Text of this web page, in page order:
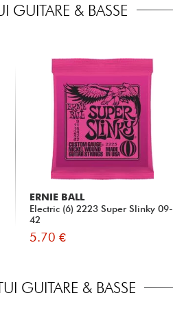
GUITARE & BASSE
ERNIE BALL
Electric (6) 2223 Super Slinky 09-
42
5.70 €
GUITARE & BASSE